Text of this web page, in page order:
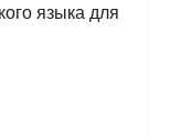
языка для